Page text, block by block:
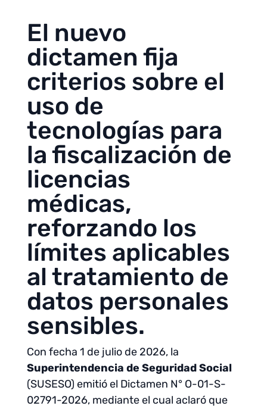
El nuevo
dictamen fija
criterios sobre el
uso de
tecnologías para
la fiscalización de
licencias
médicas,
reforzando los
límites aplicables
al tratamiento de
datos personales
sensibles.
Con fecha 1 de julio de 2026, la
Superintendencia de Seguridad Social
(SUSESO) emitió el Dictamen N° O-01-S-
02791-2026, mediante el cual aclaró que